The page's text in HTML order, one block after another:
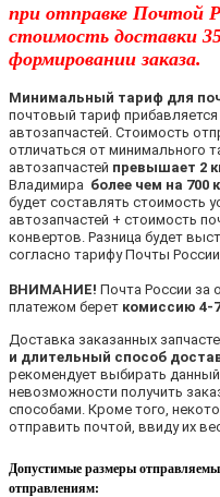
при отправке Почтой
стоимость доставки
формировании заказа.
Минимальный тариф для
почтовый тариф
автозапчастей. Стоимость
отличаться от минимального
автозапчастей превышает 2
Владимира более чем на 700
будет составлять стоимость
автозапчастей + стоимость
конвертов. Разница будет
согласно тарифу Почты России.
ВНИМАНИЕ! Почта России за
платежом берет комиссию 4-
Доставка заказанных
и длительный способ
рекомендует выбирать
невозможности получить
способами. Кроме того,
отправить почтой, ввиду их
Допустимые размеры
отправлениям: